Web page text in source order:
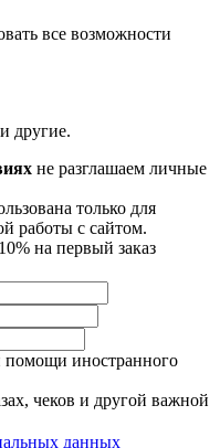
все возможности
другие.
не разглашаем личные
только для
работы с сайтом.
на первый заказ
иностранного
чеков и другой важной
данных